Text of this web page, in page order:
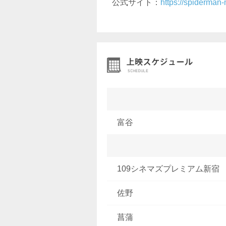
公式サイト： https://
富谷
109シネマズプレミアム新宿
佐野
菖蒲